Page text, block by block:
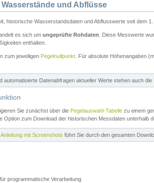
und Abflüsse
historische Wasserstandsdaten und Abflusswerte seit dem
es sich um ungeprüfte Rohdaten . Diese Messwerte
enthalten.
zum jeweiligen Pegelnullpunkt . Für absolute Höhenangaben
automatisierte Datenabfragen aktueller Werte stehen auch die
Sie zunächst über die Pegelauswahl-Tabelle zu einem
Option zum Download der historischen Messdaten unterhalb
mit Screenshots führt Sie durch den gesamten
programmatische Verarbeitung